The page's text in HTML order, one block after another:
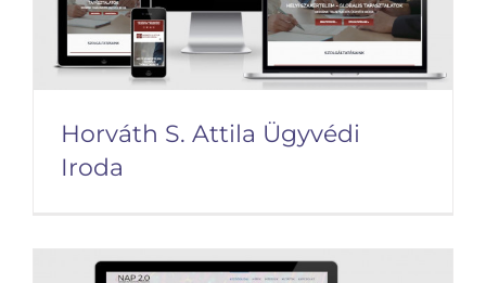
Iroda
Horváth S. Attila Ügyvédi
Iroda